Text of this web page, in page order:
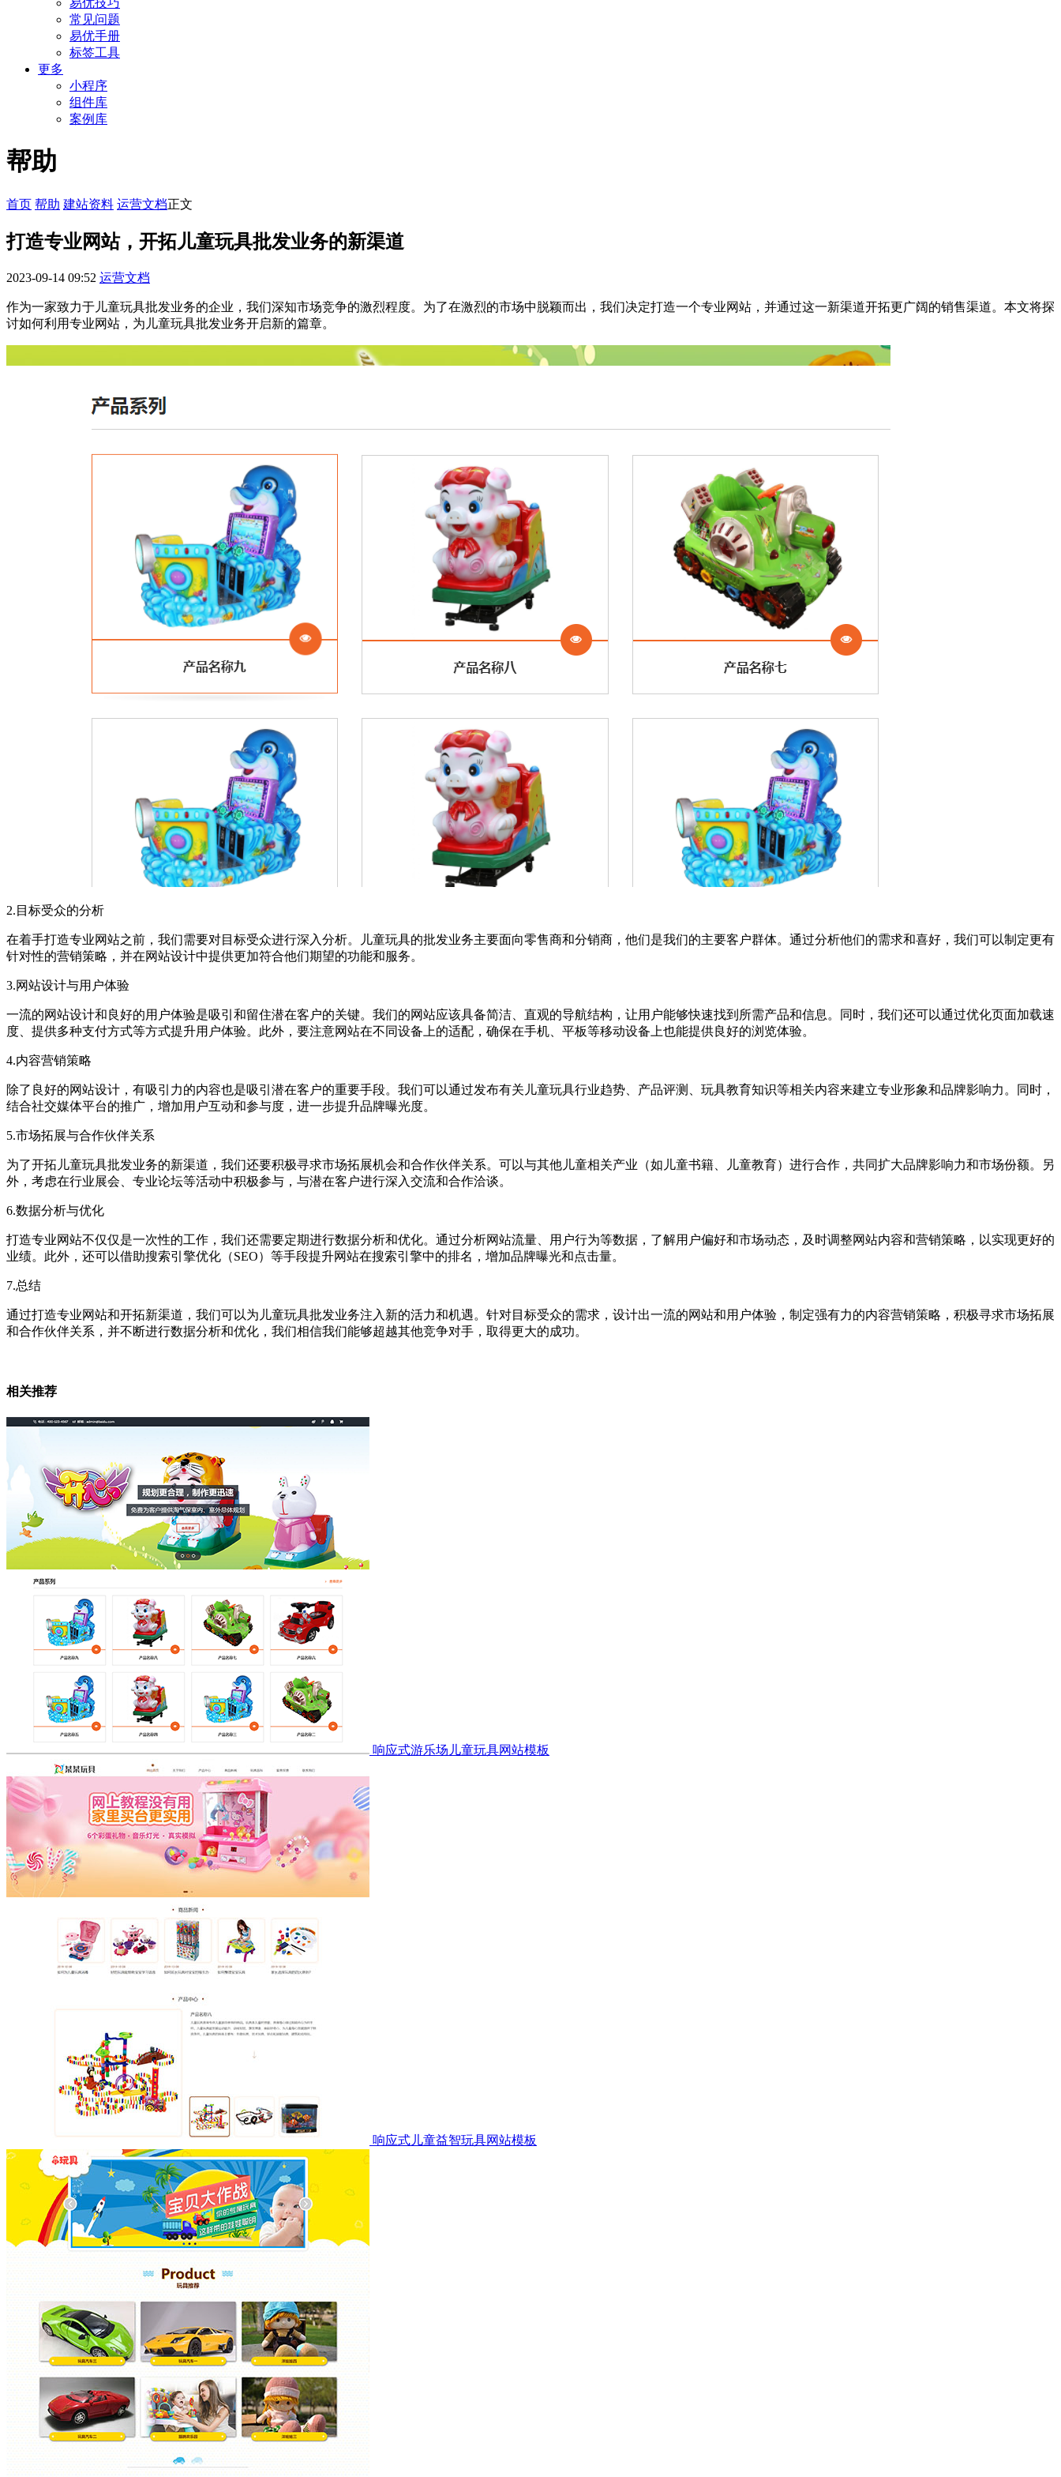
易优技巧
常见问题
易优手册
标签工具
更多
小程序
组件库
案例库
帮助
首页 帮助 建站资料 运营文档正文
打造专业网站，开拓儿童玩具批发业务的新渠道
2023-09-14 09:52 运营文档
作为一家致力于儿童玩具批发业务的企业，我们深知市场竞争的激烈程度。为了在激烈的市场中脱颖而出，我们决定打造一个专业网站，并通过这一新渠道开拓更广阔的销售渠道。本文将探
讨如何利用专业网站，为儿童玩具批发业务开启新的篇章。
2.目标受众的分析
在着手打造专业网站之前，我们需要对目标受众进行深入分析。儿童玩具的批发业务主要面向零售商和分销商，他们是我们的主要客户群体。通过分析他们的需求和喜好，我们可以制定更有
针对性的营销策略，并在网站设计中提供更加符合他们期望的功能和服务。
3.网站设计与用户体验
一流的网站设计和良好的用户体验是吸引和留住潜在客户的关键。我们的网站应该具备简洁、直观的导航结构，让用户能够快速找到所需产品和信息。同时，我们还可以通过优化页面加载速
度、提供多种支付方式等方式提升用户体验。此外，要注意网站在不同设备上的适配，确保在手机、平板等移动设备上也能提供良好的浏览体验。
4.内容营销策略
除了良好的网站设计，有吸引力的内容也是吸引潜在客户的重要手段。我们可以通过发布有关儿童玩具行业趋势、产品评测、玩具教育知识等相关内容来建立专业形象和品牌影响力。同时，
结合社交媒体平台的推广，增加用户互动和参与度，进一步提升品牌曝光度。
5.市场拓展与合作伙伴关系
为了开拓儿童玩具批发业务的新渠道，我们还要积极寻求市场拓展机会和合作伙伴关系。可以与其他儿童相关产业（如儿童书籍、儿童教育）进行合作，共同扩大品牌影响力和市场份额。另
外，考虑在行业展会、专业论坛等活动中积极参与，与潜在客户进行深入交流和合作洽谈。
6.数据分析与优化
打造专业网站不仅仅是一次性的工作，我们还需要定期进行数据分析和优化。通过分析网站流量、用户行为等数据，了解用户偏好和市场动态，及时调整网站内容和营销策略，以实现更好的
业绩。此外，还可以借助搜索引擎优化（SEO）等手段提升网站在搜索引擎中的排名，增加品牌曝光和点击量。
7.总结
通过打造专业网站和开拓新渠道，我们可以为儿童玩具批发业务注入新的活力和机遇。针对目标受众的需求，设计出一流的网站和用户体验，制定强有力的内容营销策略，积极寻求市场拓展
和合作伙伴关系，并不断进行数据分析和优化，我们相信我们能够超越其他竞争对手，取得更大的成功。
相关推荐
响应式游乐场儿童玩具网站模板
响应式儿童益智玩具网站模板